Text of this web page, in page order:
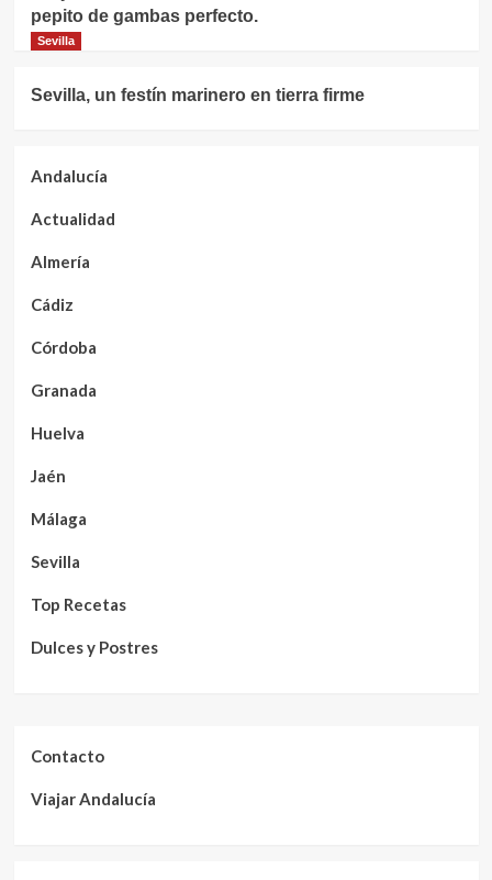
pepito de gambas perfecto.
Sevilla
Sevilla, un festín marinero en tierra firme
Andalucía
Actualidad
Almería
Cádiz
Córdoba
Granada
Huelva
Jaén
Málaga
Sevilla
Top Recetas
Dulces y Postres
Contacto
Viajar Andalucía